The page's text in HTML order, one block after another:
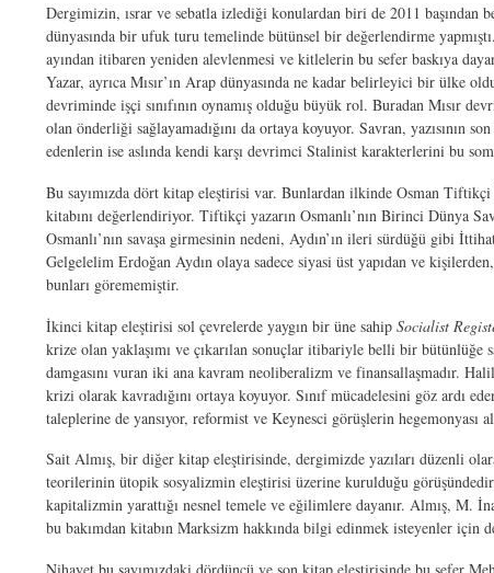
Dergimizin, ısrar ve sebatla izlediği konulardan biri de 2011 başından
dünyasında bir ufuk turu temelinde bütünsel bir değerlendirme
ayından itibaren yeniden alevlenmesi ve kitlelerin bu sefer baskıya
Yazar, ayrıca Mısır’ın Arap dünyasında ne kadar belirleyici bir ülke
devriminde işçi sınıfının oynamış olduğu büyük rol. Buradan Mısır
olan önderliği sağlayamadığını da ortaya koyuyor. Savran, yazısının
edenlerin ise aslında kendi karşı devrimci Stalinist karakterlerini bu
Bu sayımızda dört kitap eleştirisi var. Bunlardan ilkinde Osman Tiftikçi
kitabını değerlendiriyor. Tiftikçi yazarın Osmanlı’nın Birinci Dünya
Osmanlı’nın savaşa girmesinin nedeni, Aydın’ın ileri sürdüğü gibi
Gelgelelim Erdoğan Aydın olaya sadece siyasi üst yapıdan ve
bunları görememiştir.
İkinci kitap eleştirisi sol çevrelerde yaygın bir üne sahip Socialist
krize olan yaklaşımı ve çıkarılan sonuçlar itibariyle belli bir bütünlüğe
damgasını vuran iki ana kavram neoliberalizm ve finansallaşmadır.
krizi olarak kavradığını ortaya koyuyor. Sınıf mücadelesini göz ardı
taleplerine de yansıyor, reformist ve Keynesci görüşlerin hegemonyası
Sait Almış, bir diğer kitap eleştirisinde, dergimizde yazıları düzenli
teorilerinin ütopik sosyalizmin eleştirisi üzerine kurulduğu
kapitalizmin yarattığı nesnel temele ve eğilimlere dayanır. Almış, M.
bu bakımdan kitabın Marksizm hakkında bilgi edinmek isteyenler için